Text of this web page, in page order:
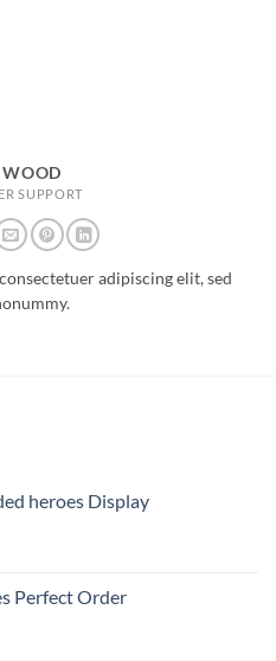
WOOD
SUPPORT
adipiscing elit, sed
heroes Display
Perfect Order